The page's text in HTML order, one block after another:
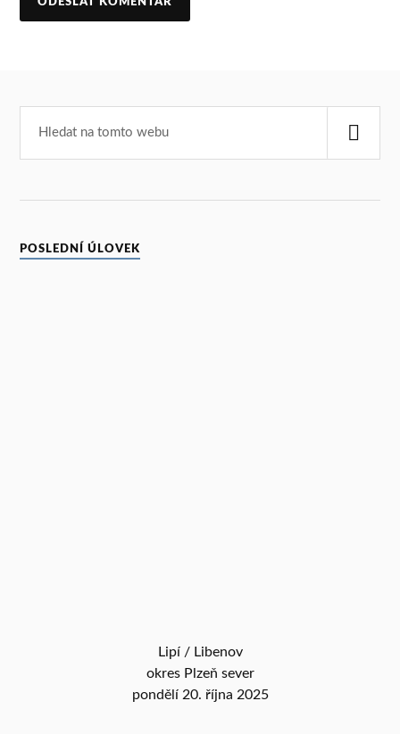
POSLEDNÍ ÚLOVEK
Lipí / Libenov
okres Plzeň sever
pondělí 20. října 2025